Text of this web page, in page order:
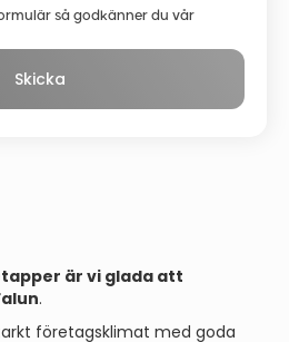
så godkänner du vår
är vi glada att
.
företagsklimat med goda